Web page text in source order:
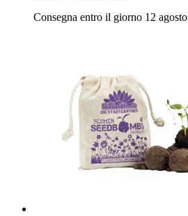
Consegna entro il giorno 12 agosto